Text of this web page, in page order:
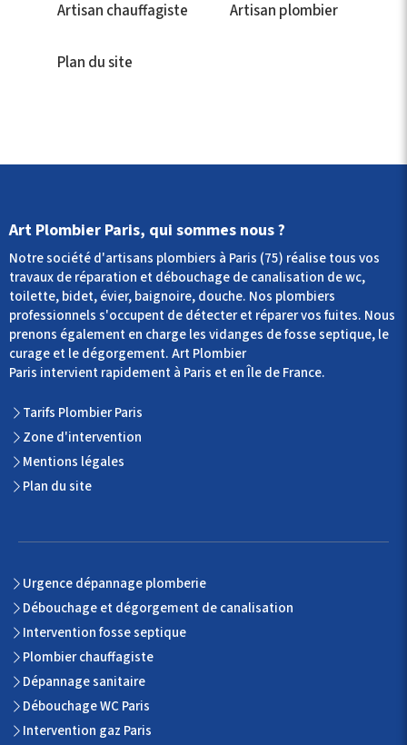
Artisan chauffagiste Artisan plombier
Plan du site
Art Plombier Paris, qui sommes nous ?
Notre société d'artisans plombiers à Paris (75) réalise tous vos
travaux de réparation et débouchage de canalisation de wc,
toilette, bidet, évier, baignoire, douche. Nos plombiers
professionnels s'occupent de détecter et réparer vos fuites. Nous
prenons également en charge les vidanges de fosse septique, le
curage et le dégorgement. Art Plombier
Paris intervient rapidement à Paris et en Île de France.
Tarifs Plombier Paris
Zone d'intervention
Mentions légales
Plan du site
Urgence dépannage plomberie
Débouchage et dégorgement de canalisation
Intervention fosse septique
Plombier chauffagiste
Dépannage sanitaire
Débouchage WC Paris
Intervention gaz Paris